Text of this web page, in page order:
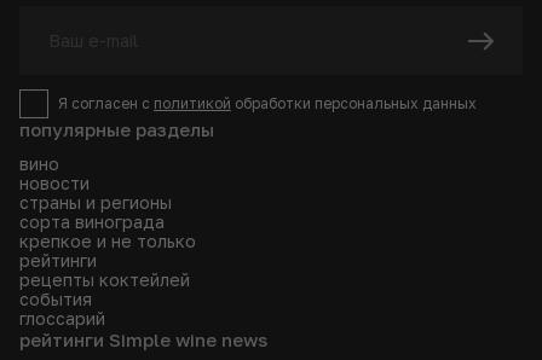
популярные разделы
вино
новости
страны и регионы
сорта винограда
крепкое и не только
рейтинги
рецепты коктейлей
события
глоссарий
рейтинги Simple wine news
Я согласен с политикой обработки персональных данных